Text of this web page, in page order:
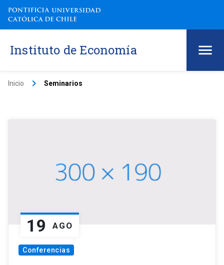
Instituto de Economía
Inicio keyboard_arrow_right Seminarios
19 AGO
Conferencias